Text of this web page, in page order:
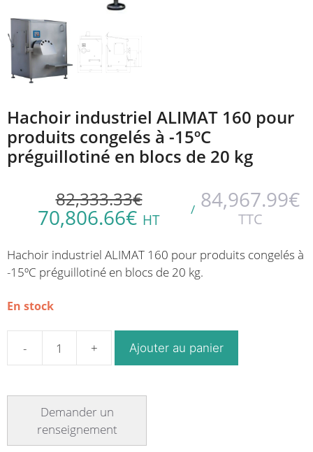
Hachoir industriel ALIMAT 160 pour
produits congelés à -15ºC
préguillotiné en blocs de 20 kg
82,333.33€
70,806.66€ HT
/ 84,967.99€
TTC
Hachoir industriel ALIMAT 160 pour produits congelés à
-15ºC préguillotiné en blocs de 20 kg.
En stock
quantité
industriel
ALIMAT
160
Ajouter au panier